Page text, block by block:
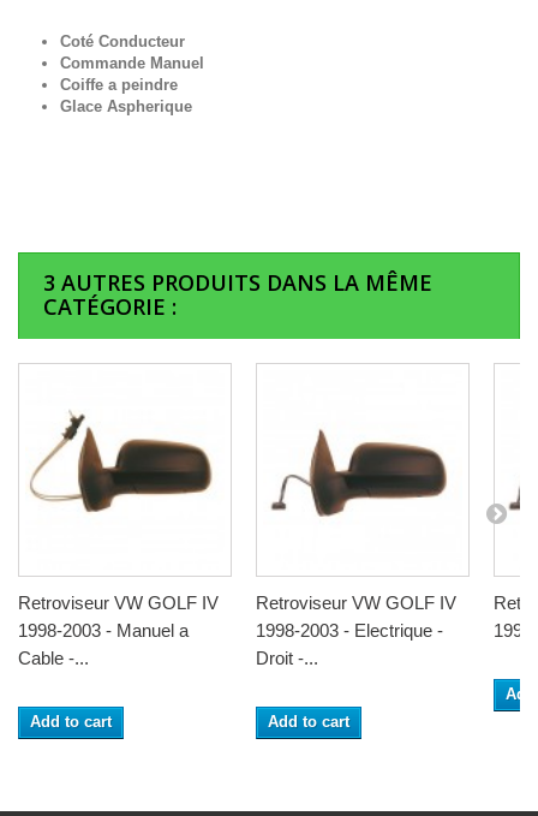
Coté Conducteur
Commande Manuel
Coiffe a peindre
Glace Aspherique
3 AUTRES PRODUITS DANS LA MÊME
CATÉGORIE :
Retroviseur VW GOLF IV
1998-2003 - Manuel a
Cable -...
Add to cart
Retroviseur VW GOLF IV
1998-2003 - Electrique -
Droit -...
Add to cart